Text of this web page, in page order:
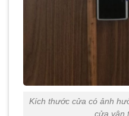
Kích thước cửa có ảnh
cửa vân